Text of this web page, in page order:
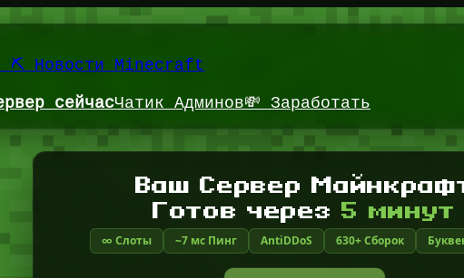
⛏️ Новости Minecraft
сейчасЧатик Админов💸 Заработать
Ваш Сервер
Готов через5 минут
∞ Слоты ~7 мс Пинг AntiDDoS 630+ Сборок